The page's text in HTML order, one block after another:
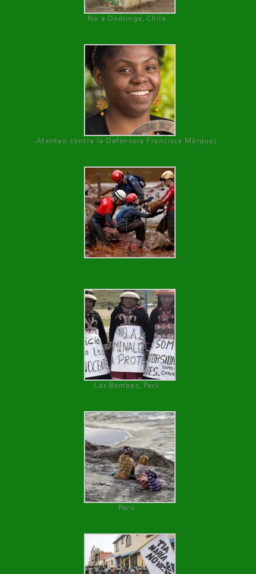
No a Dominga, Chile
Atentan contra la Defensora Francisca Márquez
Las Bambas, Perú
Perú